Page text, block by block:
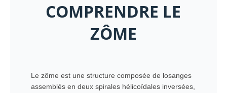
COMPRENDRE LE
ZÔME
Le zôme est une structure composée de losanges
assemblés en deux spirales hélicoïdales inversées,